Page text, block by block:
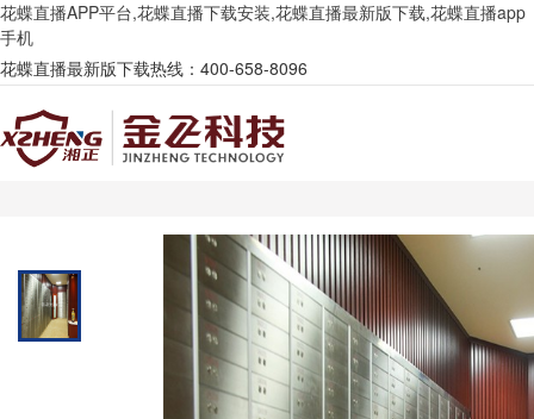
花蝶直播APP平台,花蝶直播下载安装,花蝶直播最新版下载,花蝶直播app
手机
花蝶直播最新版下载热线：400-658-8096